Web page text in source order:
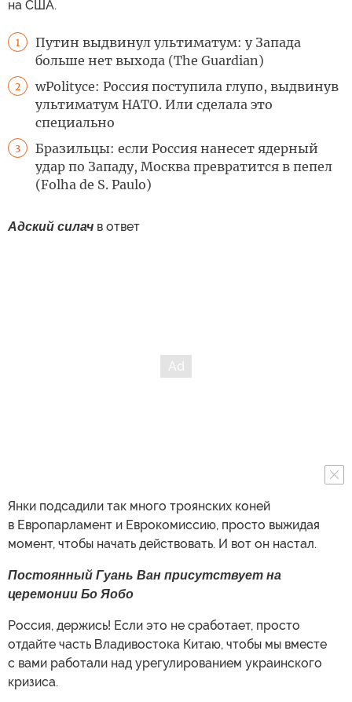
на США.
1
Путин выдвинул ультиматум: у Запада
больше нет выхода (The Guardian)
2
wPolityce: Россия поступила глупо, выдвинув
ультиматум НАТО. Или сделала это
специально
3
Бразильцы: если Россия нанесет ядерный
удар по Западу, Москва превратится в пепел
(Folha de S. Paulo)
Адский силач в ответ
Янки подсадили так много троянских коней
в Европарламент и Еврокомиссию, просто выжидая
момент, чтобы начать действовать. И вот он настал.
Постоянный Гуань Ван присутствует на
церемонии Бо Яобо
Россия, держись! Если это не сработает, просто
отдайте часть Владивостока Китаю, чтобы мы вместе
с вами работали над урегулированием украинского
кризиса.